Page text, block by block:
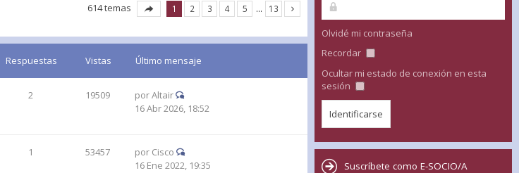
614 temas 1 2 3 4 5 … 13
Respuestas Vistas Último mensaje
2 19509 porAltair
16 Abr 2026, 18:52
1 53457 por Cisco
16 Ene 2022, 19:35
Olvidé mi contraseña
Recordar
Ocultar mi estado de conexión en esta
sesión
Suscríbete como E-SOCIO/A